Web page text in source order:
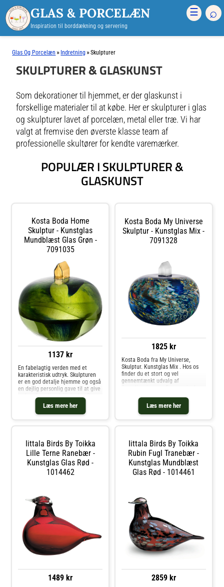
GLAS & PORCELÆN
Inspiration til borddækning og servering
☰ ⌕
Glas Og Porcelæn » Indretning »Skulpturer
SKULPTURER & GLASKUNST
Som dekorationer til hjemmet, er der glaskunst i
forskellige materialer til at købe. Her er skulpturer i glas
og skulpturer lavet af porcelæn, metal eller træ. Vi har
valgt at fremvise den øverste klasse team af
professionelle skultører for kendte varemærker.
POPULÆR I SKULPTURER &
GLASKUNST
Kosta Boda Home
Skulptur - Kunstglas
Mundblæst Glas Grøn -
7091035
1137 kr
Læs mere her
En fabelagtig verden med et
karakteristisk udtryk. Skulpturen
er en god detalje hjemme og også
en dejlig personlig gave til at give
væk ved særlige lejligheder. Da
det er håndlavet, har hver skulptur
et unikt udtryk.. Køb Kunstglas og
andre Dekoration fra Royal
Kosta Boda My Universe
Skulptur - Kunstglas Mix -
7091328
1825 kr
Læs mere her
Kosta Boda fra My Universe,
Skulptur. Kunstglas Mix . Hos os
finder du et stort og vel
gennemtænkt udvalg af
prisklasser. Vi har et tæt
samarbejde med bl.a. Royal
Copenhagen, Georg Jensen,
Hackman, Rörstrand, Mats
Jonasson Målerås, Kosta
Linnewäfveri, Orrefors Jernverk og
Sagaform.Køb Kunstglas og andre
Dekoration fra Royal Design.
Iittala Birds By Toikka
Lille Terne Ranebær -
Kunstglas Glas Rød -
1014462
1489 kr
Iittala Birds By Toikka
Rubin Fugl Tranebær -
Kunstglas Mundblæst
Glas Rød - 1014461
2859 kr